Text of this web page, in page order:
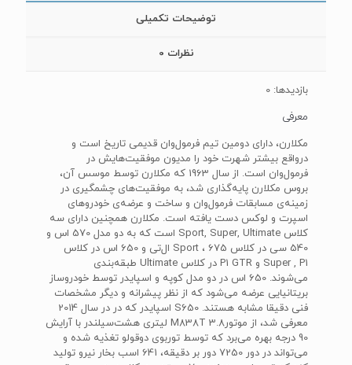
توضیحات تکمیلی
نظرات 0
بازدیدها: 0
معرفی
مکلارن، دارای دومین تیم فرمول‌وان قدیمی تاریخ است و
درواقع بیشتر شهرت خود را مدیون موفقیت‌هایش در
فرمول‌وان است. از سال 1963 که مکلارن توسط موسس آن،
بروس مکلارن پایه‌گذاری شد، به موفقیت‌های چشمگیری در
زمینه‌ی مسابقات فرمول‌وان و ساخت و عرضه‌ی خودرو‌های
اسپرت و لوکس دست یافته است. مکلارن همچنین دارای سه
کلاس Sport, Super, Ultimate است که به دو مدل 570 اس و
540 سی در کلاس Sport ، 675 ال‌تی و 650 اس در کلاس
Super , P1 و P1 GTR در کلاس Ultimate طبقه‌بندی
می‌شوند. 650 اس در دو مدل کوپه و اسپایدر توسط خودروساز
بریتانیایی عرضه می‌شود که از نظر پیشرانه و دیگر مشخصات
فنی دقیقا مشابه هستند. S650 اسپایدر که در در سال 2014
معرفی شد، از موتورM838T 3.8 لیتری هشت‌سیلندر با آرایش
90 درجه بهره می‌برد که توسط توربوی دوقولو تغذیه شده و
می‌تواند در دور 7250 دور بر دقیقه، 641 اسب بخار نیرو تولید